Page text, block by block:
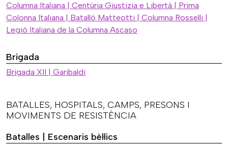
Columna Italiana | Centúria Giustizia e Libertà | Prima
Colonna Italiana | Batalló Matteotti | Columna Rosselli |
Legió Italiana de la Columna Ascaso
Brigada
Brigada XII | Garibaldi
BATALLES, HOSPITALS, CAMPS, PRESONS I
MOVIMENTS DE RESISTÈNCIA
Batalles | Escenaris bèl·lics